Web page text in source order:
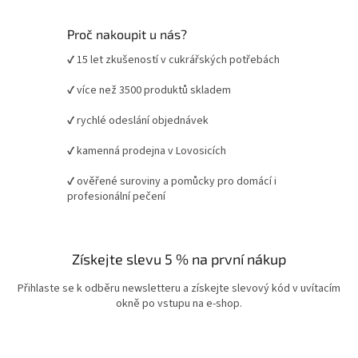
Proč nakoupit u nás?
✔ 15 let zkušeností v cukrářských potřebách
✔ více než 3500 produktů skladem
✔ rychlé odeslání objednávek
✔ kamenná prodejna v Lovosicích
✔ ověřené suroviny a pomůcky pro domácí i
profesionální pečení
Získejte slevu 5 % na první nákup
Přihlaste se k odběru newsletteru a získejte slevový kód v uvítacím
okně po vstupu na e-shop.